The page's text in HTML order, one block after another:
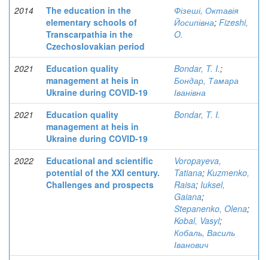
2014
The education in the
elementary schools of
Transcarpathia in the
Czechoslovakian period
Фізеші, Октавія
Йосипівна; Fizeshi,
O.
2021
Education quality
management at heis in
Ukraine during COVID-19
Bondar, T. I.;
Бондар, Тамара
Іванівна
2021
Education quality
management at heis in
Ukraine during COVID-19
Bondar, T. I.
2022
Educational and scientific
potential of the XXI century.
Challenges and prospects
Voropayeva,
Tatiana; Kuzmenko,
Raisa; Iuksel,
Gaiana;
Stepanenko, Olena;
Kobal, Vasyl;
Кобаль, Василь
Іванович